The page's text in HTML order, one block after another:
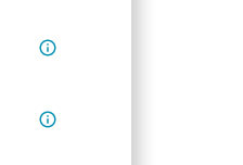
info_outline
info_outline